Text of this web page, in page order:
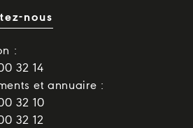
nous
:
32 14
et annuaire :
32 10
32 12